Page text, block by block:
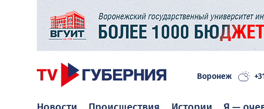
Воронеж